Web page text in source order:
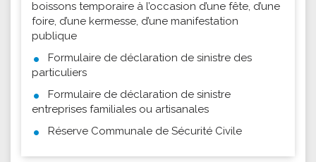
boissons temporaire à l’occasion d’une fête, d’une
foire, d’une kermesse, d’une manifestation
publique
Formulaire de déclaration de sinistre des
particuliers
Formulaire de déclaration de sinistre
entreprises familiales ou artisanales
Réserve Communale de Sécurité Civile